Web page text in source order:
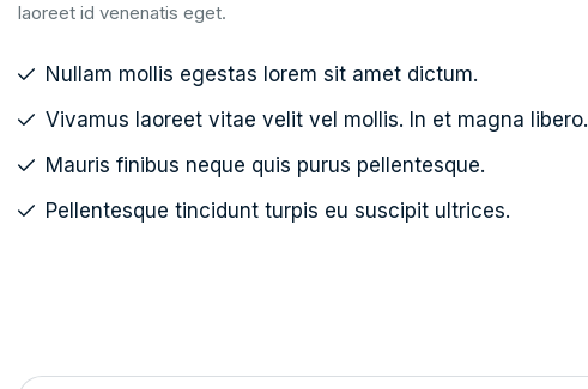
laoreet id venenatis eget.
Nullam mollis egestas lorem sit amet dictum.
Vivamus laoreet vitae velit vel mollis. In et magna libero.
Mauris finibus neque quis purus pellentesque.
Pellentesque tincidunt turpis eu suscipit ultrices.